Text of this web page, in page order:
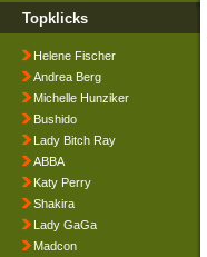
Topklicks
Helene Fischer
Andrea Berg
Michelle Hunziker
Bushido
Lady Bitch Ray
ABBA
Katy Perry
Shakira
Lady GaGa
Madcon